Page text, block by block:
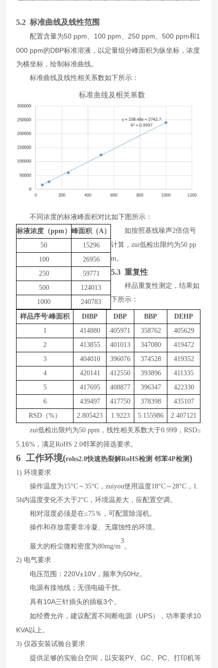
5.2 标准曲线及线性范围
配置含量为50 ppm 100 ppm 250 ppm 、500 ppm和 1
000 ppm的DBP标准溶液， 以 定量组分峰面积为纵坐标 ，浓度
为横坐标 ，绘制标准曲线。
标准曲线及线性相关系数如下所示 ：
不同浓度的标液峰面积对比如下图所示：
标液浓度（ppm） 峰面积（A）
50
15296
100
26956
250
59771
500
124013
1000
240783
如按照基线噪声2倍信号
计算，zui低检出限约为50 pp
m。
5.3 重复性
样品重复性测定，结果如
下所示 ：
样品序号\峰面积 DIBP DBP BBP
DEHP
1
414880 405971 358762
405629
2
413855 401013 347080
419472
3
404010 396076 374528
419352
4
420141 412550 393896
411335
5
417695 408877 396347
422330
6
439497 417750 378398
435107
RSD（%）
2.805423 1.9223 5.155986
2.407121
zui低检出限约为50 ppm ，线性相关系数大于0.999 ，RSD≤
5.16% ，满足RoHS 2.0邻苯的筛选要求。
6 工作环境(rohs2.0快速热裂解RoHS检测 邻苯4P检测)
1)环境要求
操作温度为15°C ～35°C ，zuiyou使用温度18°C ～28°C ， 1.
5h内温度变化不大于2°C ，环境温差大，应配置空调。
相对湿度必须是在≤75％，可配置除湿机。
操作和存放需要非冷凝、无腐蚀性的环境。
最大的粉尘微粒密度为80mg/m
3
。
2) 电气要求
电压范围： 220V±10V ，频率为50Hz。
电源有接地线；无强电磁干扰。
具有10A三针插头的插板3个。
如经费允许，建议配置不间断电源（ UPS），功率要求10
KVA以上。
3)仪器安装试验台要求
提供足够的实验台空间，以安装PY 、GC PC 、打印机等